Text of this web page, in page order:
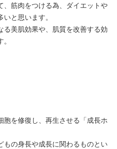
筋肉をつける為、ダイエットや
と思います。
る美肌効果や、肌質を改善する効
を修復し、再生させる「成長ホ
もの身長や成長に関わるものとい